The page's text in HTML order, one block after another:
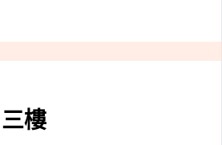
樓